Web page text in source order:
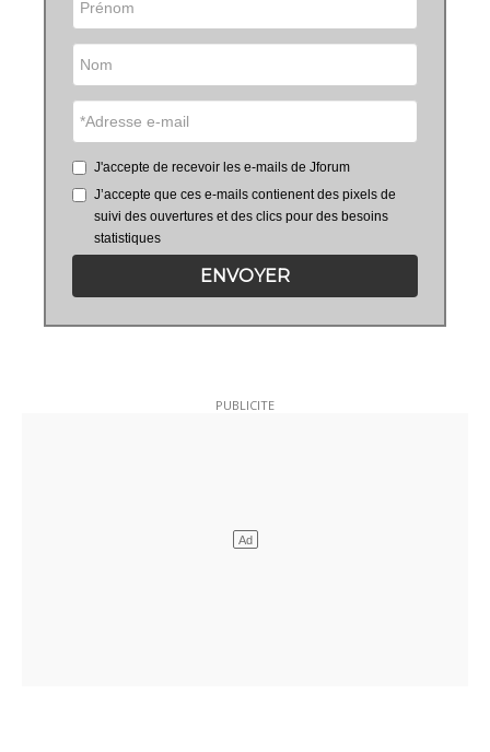
J'accepte de recevoir les e-mails de Jforum
J’accepte que ces e-mails contienent des pixels de
suivi des ouvertures et des clics pour des besoins
statistiques
ENVOYER